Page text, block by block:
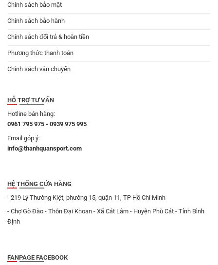
Chính sách bảo mật
Chính sách bảo hành
Chính sách đổi trả & hoàn tiền
Phương thức thanh toán
Chính sách vận chuyển
HỖ TRỢ TƯ VẤN
Hotline bán hàng:
0961 795 975 - 0939 975 995
Email góp ý:
info@thanhquansport.com
HỆ THỐNG CỬA HÀNG
- 219 Lý Thường Kiệt, phường 15, quận 11, TP Hồ Chí Minh
- Chợ Gò Đào - Thôn Đại Khoan - Xã Cát Lâm - Huyện Phù Cát - Tỉnh Bình
Định
FANPAGE FACEBOOK